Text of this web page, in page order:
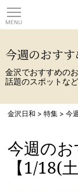
今週のおす
金沢でおすすめの
話題のスポットな
金沢日和 >特集 >今
今週の
【1/18(